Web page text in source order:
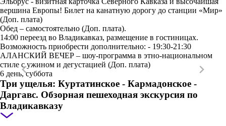
вершина Европы! Билет на канатную дорогу до станции «Мир»
(Доп. плата)
Обед – самостоятельно (Доп. плата).
14:00 переезд во Владикавказ, размещение в гостиницах.
Возможность приобрести дополнительно: - 19:30-21:30
АЛАНСКИЙ ВЕЧЕР – шоу-программа в этно-национальном
стиле с ужином и дегустацией (Доп. плата)
6 день, суббота
Три ущелья: Куртатинское - Кармадонское -
Даргавс. Обзорная пешеходная экскурсия по
Владикавказу